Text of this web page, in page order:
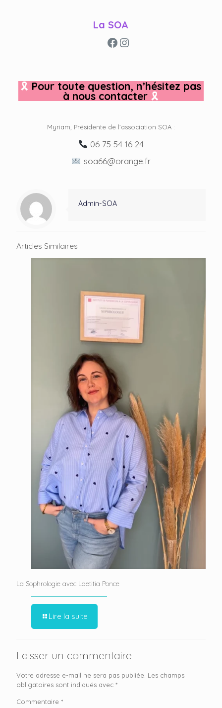
La SOA
Facebook
Instagram
🎗 Pour toute question, n’hésitez pas
à nous contacter 🎗
Myriam, Présidente de l’association SOA :
06 75 54 16 24
soa66@orange.fr
Admin-SOA
Articles Similaires
La Sophrologie avec Laetitia Ponce
Lire la suite
Laisser un commentaire
Votre adresse e-mail ne sera pas publiée. Les champs
obligatoires sont indiqués avec *
Commentaire *